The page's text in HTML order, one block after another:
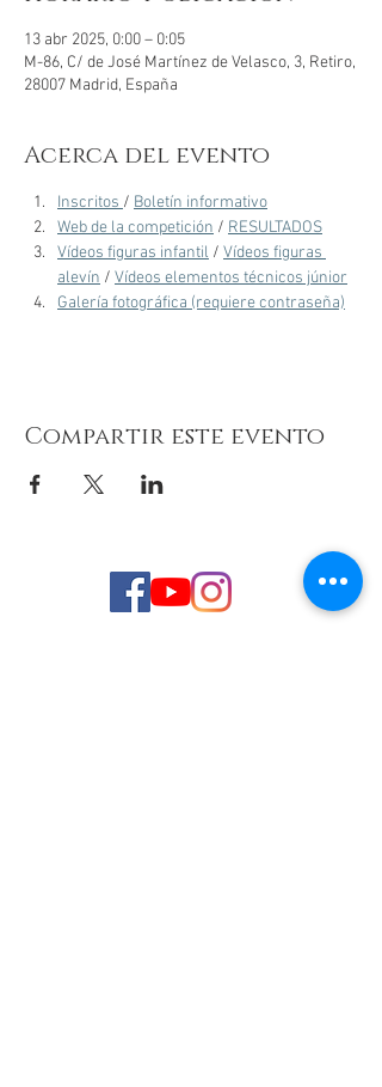
13 abr 2025, 0:00 – 0:05
M-86, C/ de José Martínez de Velasco, 3, Retiro,
28007 Madrid, España
Acerca del evento
Inscritos / Boletín informativo
Web de la competición / RESULTADOS
Vídeos figuras infantil / Vídeos figuras
alevín / Vídeos elementos técnicos júnior
Galería fotográfica (requiere contraseña)
Compartir este evento